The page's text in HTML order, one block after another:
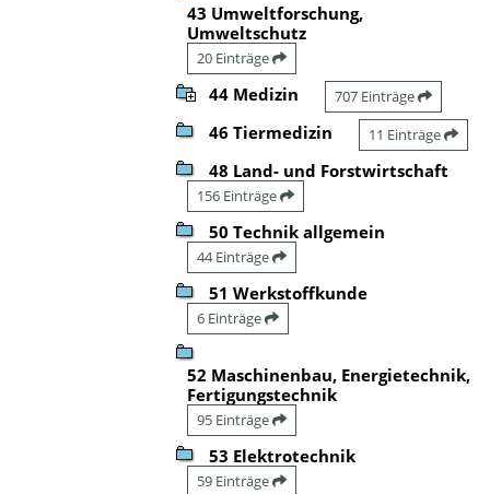
43 Umweltforschung,
Umweltschutz
20 Einträge
44 Medizin 707 Einträge
46 Tiermedizin 11 Einträge
48 Land- und Forstwirtschaft
156 Einträge
50 Technik allgemein
44 Einträge
51 Werkstoffkunde
6 Einträge
52 Maschinenbau, Energietechnik,
Fertigungstechnik
95 Einträge
53 Elektrotechnik
59 Einträge